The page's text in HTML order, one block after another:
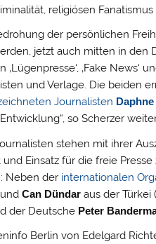
religiösen
der persönlichen
jetzt auch mitten in den
‚Fake News‘
und Verlage. Die beiden
Journalisten
so Scherzer
stehen mit ihrer
Einsatz für die freie
Neben der internationalen
undCan Dündar aus der Türkei
der Deutsche Peter
Berlin von Edelgard